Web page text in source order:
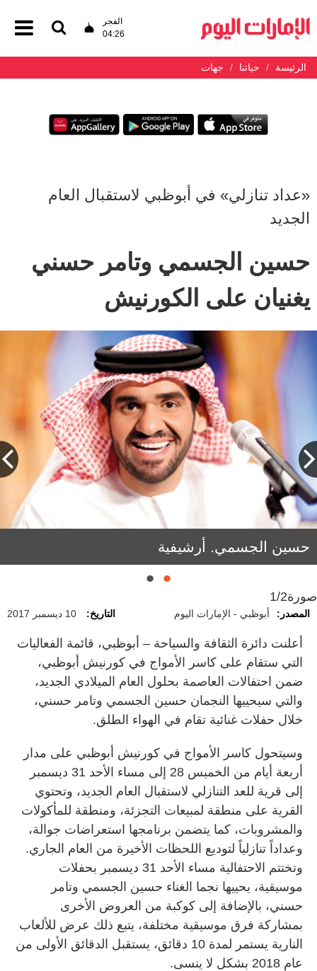
الفجر
04:26
الرئيسة حياتنا جهات
«عداد تنازلي» في أبوظبي لاستقبال العام
الجديد
حسين الجسمي وتامر حسني
يغنيان على الكورنيش
حسين الجسمي. أرشيفية
تامر حسني. من المصدر
صورة1/2
المصدر: أبوظبي - الإمارات اليوم التاريخ: 10 ديسمبر 2017
أعلنت دائرة الثقافة والسياحة – أبوظبي، قائمة الفعاليات
التي ستقام على كاسر الأمواج في كورنيش أبوظبي،
ضمن احتفالات العاصمة بحلول العام الميلادي الجديد،
والتي سيحييها النجمان حسين الجسمي وتامر حسني،
خلال حفلات غنائية تقام في الهواء الطلق.
وسيتحول كاسر الأمواج في كورنيش أبوظبي على مدار
أربعة أيام من الخميس 28 إلى مساء الأحد 31 ديسمبر
إلى قرية للعد التنازلي لاستقبال العام الجديد، وتحتوي
القرية على منطقة لمبيعات التجزئة، ومنطقة للمأكولات
والمشروبات، كما يتضمن برنامجها استعراضات جوالة،
وعداداً تنازلياً لتوديع اللحظات الأخيرة من العام الجاري.
وتختتم الاحتفالية مساء الأحد 31 ديسمبر بحفلات
موسيقية، يحييها نجما الغناء حسين الجسمي وتامر
حسني، بالإضافة إلى كوكبة من العروض الأخرى
بمشاركة فرق موسيقية مختلفة، يتبع ذلك عرض للألعاب
النارية يستمر لمدة 10 دقائق، يستقبل الدقائق الأولى من
عام 2018 بشكل لا ينسى.